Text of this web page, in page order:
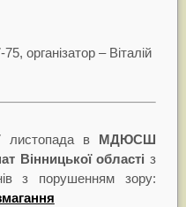
організатор – Віталій
листопада в МДЮСШ
Вінницької області з
з порушенням зору: